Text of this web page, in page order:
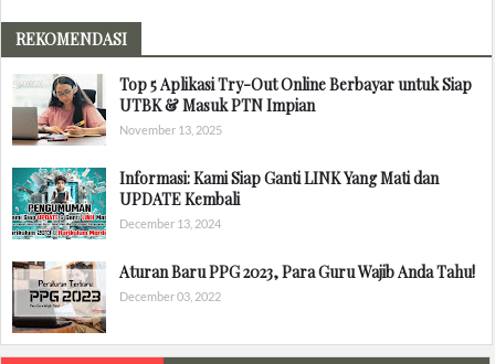
REKOMENDASI
Top 5 Aplikasi Try-Out Online Berbayar untuk Siap
UTBK & Masuk PTN Impian
November 13, 2025
Informasi: Kami Siap Ganti LINK Yang Mati dan
UPDATE Kembali
December 13, 2024
Aturan Baru PPG 2023, Para Guru Wajib Anda Tahu!
December 03, 2022